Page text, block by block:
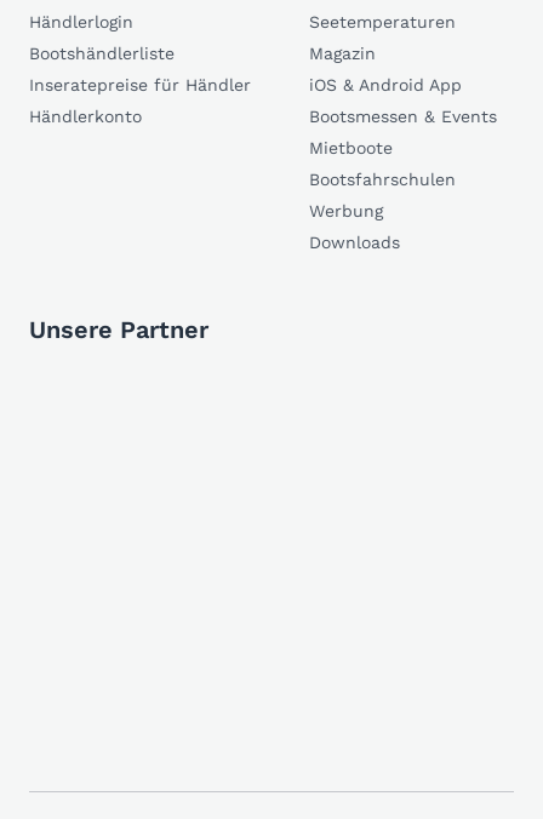
Händlerlogin
Bootshändlerliste
Inseratepreise für Händler
Händlerkonto
Seetemperaturen
Magazin
iOS & Android App
Bootsmessen & Events
Mietboote
Bootsfahrschulen
Werbung
Downloads
Unsere Partner